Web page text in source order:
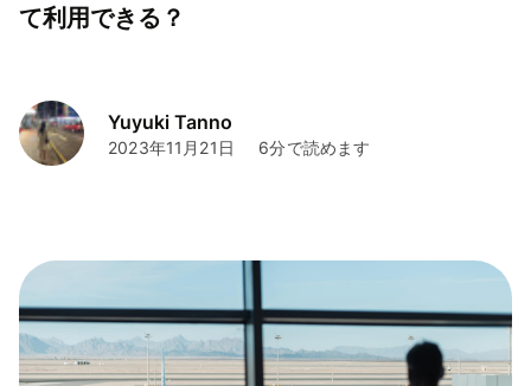
て利用できる？
Yuyuki Tanno
2023年11月21日 6分で読めます